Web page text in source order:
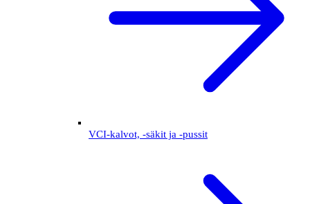
VCI-kalvot, -säkit ja -pussit